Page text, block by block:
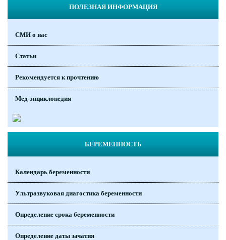
ПОЛЕЗНАЯ ИНФОРМАЦИЯ
СМИ о нас
Статьи
Рекомендуется к прочтению
Мед-энциклопедия
БЕРЕМЕННОСТЬ
Календарь беременности
Ультразвуковая диагостика беременности
Определение срока беременности
Определение даты зачатия